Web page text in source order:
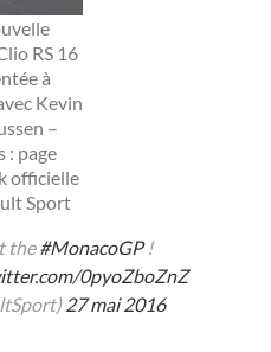
RS 16
à
Kevin
–
: page
officielle
Sport
the#MonacoGP!
0pyoZboZnZ
27 mai 2016